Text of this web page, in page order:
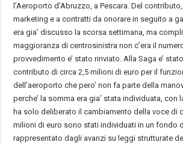
l’Aeroporto d’Abruzzo, a Pescara. Del
marketing e a contratti da onorare in seguito a
era gia’ discusso la scorsa settimana, ma
maggioranza di centrosinistra non c’era il
provvedimento e’ stato rinviato. Alla Saga e’
contributo di circa 2,5 milioni di euro per il
dell’aeroporto che pero’ non fa parte della
perche’ la somma era gia’ stata individuata, con
ha solo deliberato il cambiamento della voce di
milioni di euro sono stati individuati in un fondo
rappresentato dagli avanzi su leggi strutturate